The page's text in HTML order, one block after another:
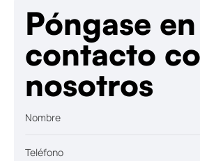
Póngase en
contacto
nosotros